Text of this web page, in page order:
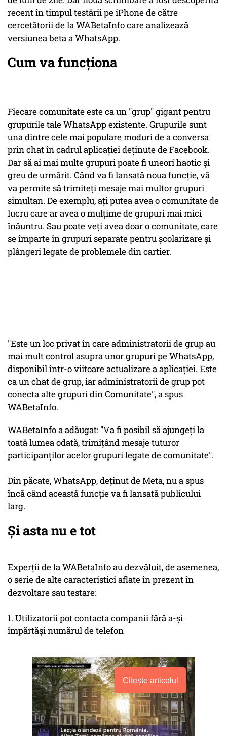
recent în timpul testării pe iPhone de către
cercetătorii de la WABetaInfo care analizează
versiunea beta a WhatsApp.
Cum va funcționa
Fiecare comunitate este ca un "grup" gigant pentru
grupurile tale WhatsApp existente. Grupurile sunt
una dintre cele mai populare moduri de a conversa
prin chat în cadrul aplicației deținute de Facebook.
Dar să ai mai multe grupuri poate fi uneori haotic și
greu de urmărit. Când va fi lansată noua funcție, vă
va permite să trimiteți mesaje mai multor grupuri
simultan. De exemplu, ați putea avea o comunitate de
lucru care ar avea o mulțime de grupuri mai mici
înăuntru. Sau poate veți avea doar o comunitate, care
se împarte în grupuri separate pentru școlarizare și
plângeri legate de problemele din cartier.
"Este un loc privat în care administratorii de grup au
mai mult control asupra unor grupuri pe WhatsApp,
disponibil într-o viitoare actualizare a aplicației. Este
ca un chat de grup, iar administratorii de grup pot
conecta alte grupuri din Comunitate", a spus
WABetaInfo.
WABetaInfo a adăugat: "Va fi posibil să ajungeți la
toată lumea odată, trimițând mesaje tuturor
participanților acelor grupuri legate de comunitate".
Din păcate, WhatsApp, deținut de Meta, nu a spus
încă când această funcție va fi lansată publicului
larg.
Și asta nu e tot
Experții de la WABetaInfo au dezvăluit, de asemenea,
o serie de alte caracteristici aflate în prezent în
dezvoltare sau testare:
1. Utilizatorii pot contacta companii fără a-și
împărtăși numărul de telefon
Citește articolul